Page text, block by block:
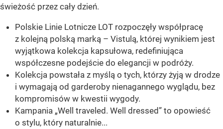
świeżość przez cały dzień.
Polskie Linie Lotnicze LOT rozpoczęły współpracę
z kolejną polską marką – Vistulą, której wynikiem jest
wyjątkowa kolekcja kapsułowa, redefiniująca
współczesne podejście do elegancji w podróży.
Kolekcja powstała z myślą o tych, którzy żyją w drodze
i wymagają od garderoby nienagannego wyglądu, bez
kompromisów w kwestii wygody.
Kampania „Well traveled. Well dressed” to opowieść
o stylu, który naturalnie...